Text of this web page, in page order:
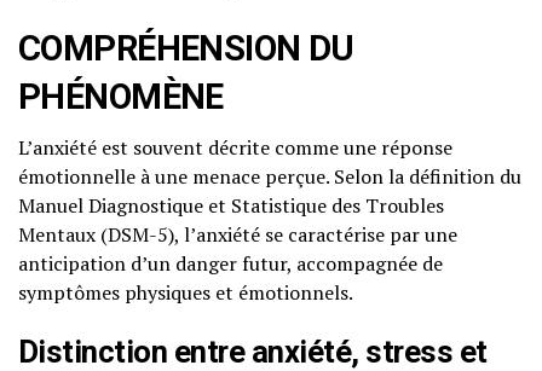
COMPRÉHENSION DU
PHÉNOMÈNE
L’anxiété est souvent décrite comme une réponse
émotionnelle à une menace perçue. Selon la définition du
Manuel Diagnostique et Statistique des Troubles
Mentaux (DSM-5), l’anxiété se caractérise par une
anticipation d’un danger futur, accompagnée de
symptômes physiques et émotionnels.
Distinction entre anxiété, stress et